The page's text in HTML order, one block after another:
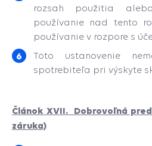
rozsah použitia
používanie nad tento
používanie v rozpore s
Toto ustanovenie
spotrebiteľa pri výskyte
Článok XVII. Dobrovoľná
záruka)